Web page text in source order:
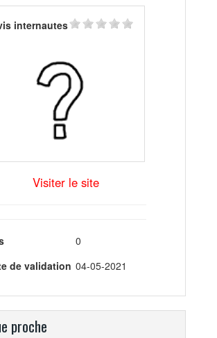
internautes
Visiter le site
0
de validation 04-05-2021
proche